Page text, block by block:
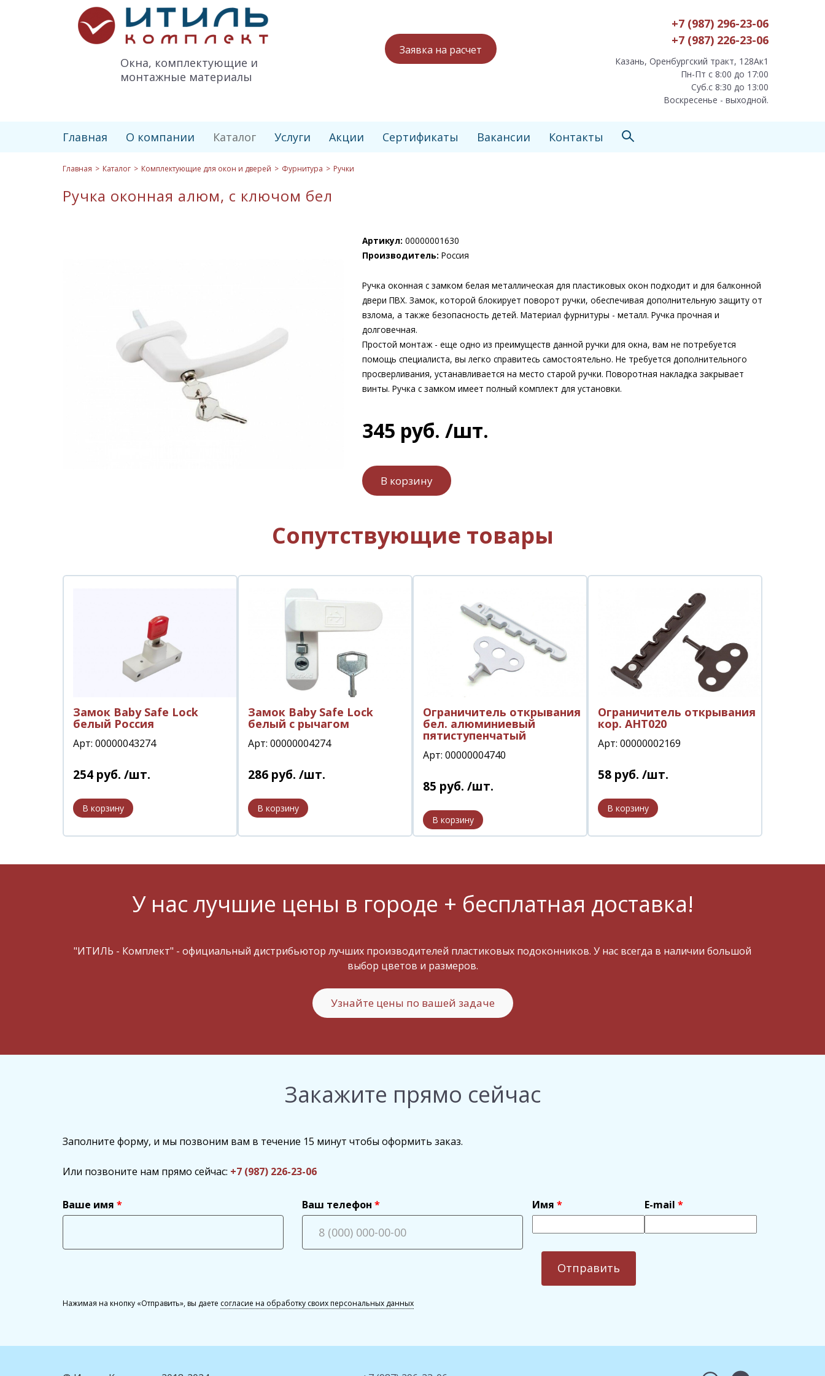
Итиль-
Комплект
logo
Окна, комплектующие и
монтажные материалы
Заявка на расчет
+7 (987) 296-23-06
+7 (987) 226-23-06
Казань, Оренбургский тракт, 128Ак1
Пн-Пт с 8:00 до 17:00
Суб.с 8:30 до 13:00
Воскресенье - выходной.
Главная О компании Каталог Услуги Акции Сертификаты Вакансии Контакты
Главная Каталог Комплектующие для окон и дверей Фурнитура Ручки
Ручка оконная алюм, с ключом бел
Артикул: 00000001630
Производитель: Россия
Ручка оконная с замком белая металлическая для пластиковых окон подходит и для балконной
двери ПВХ. Замок, которой блокирует поворот ручки, обеспечивая дополнительную защиту от
взлома, а также безопасность детей. Материал фурнитуры - металл. Ручка прочная и
долговечная.
Простой монтаж - еще одно из преимуществ данной ручки для окна, вам не потребуется
помощь специалиста, вы легко справитесь самостоятельно. Не требуется дополнительного
просверливания, устанавливается на место старой ручки. Поворотная накладка закрывает
винты. Ручка с замком имеет полный комплект для установки.
345 руб. /шт.
Сопутствующие товары
Замок Baby Safe Lock
белый Россия
Арт: 00000043274
254 руб. /шт.
Замок Baby Safe Lock
белый с рычагом
Арт: 00000004274
286 руб. /шт.
Ограничитель открывания
бел. алюминиевый
пятиступенчатый
Арт: 00000004740
85 руб. /шт.
Ограничитель открывания
кор. АНТ020
Арт: 00000002169
58 руб. /шт.
У нас лучшие цены в городе + бесплатная доставка!
"ИТИЛЬ - Комплект" - официальный дистрибьютор лучших производителей пластиковых подоконников. У нас всегда в наличии большой
выбор цветов и размеров.
Узнайте цены по вашей задаче
Закажите прямо сейчас
Заполните форму, и мы позвоним вам в течение 15 минут чтобы оформить заказ.
Или позвоните нам прямо сейчас: +7 (987) 226-23-06
Ваше имя Ваш телефон Имя E-mail
Нажимая на кнопку «Отправить», вы даете согласие на обработку своих персональных данных